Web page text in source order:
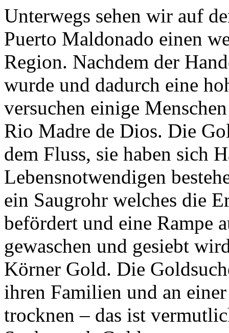
Unterwegs sehen wir auf
Puerto Maldonado einen
Region. Nachdem der
wurde und dadurch eine
versuchen einige
Rio Madre de Dios. Die
dem Fluss, sie haben sich
Lebensnotwendigen
ein Saugrohr welches die
befördert und eine Rampe
gewaschen und gesiebt
Körner Gold. Die
ihren Familien und an
trocknen – das ist